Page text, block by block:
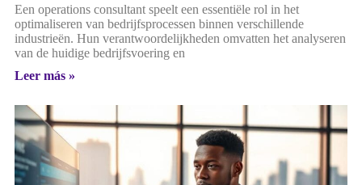
Een operations consultant speelt een essentiële rol in het
optimaliseren van bedrijfsprocessen binnen verschillende
industrieën. Hun verantwoordelijkheden omvatten het analyseren
van de huidige bedrijfsvoering en
Leer más »